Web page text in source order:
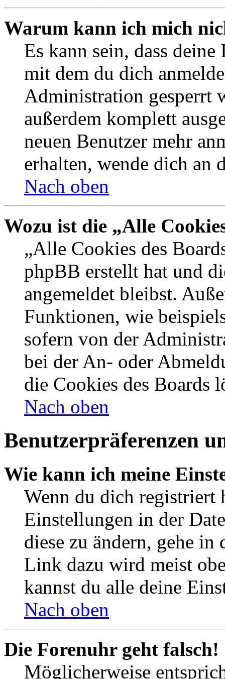
Warum kann ich mich
Es kann sein, dass
mit dem du dich
Administration gesperrt
außerdem komplett
neuen Benutzer mehr
erhalten, wende dich
Nach oben
Wozu ist die „Alle
„Alle Cookies des
phpBB erstellt hat und
angemeldet bleibst.
Funktionen, wie
sofern von der
bei der An- oder
die Cookies des Boards
Nach oben
Benutzerpräferenzen
Wie kann ich meine
Wenn du dich registriert
Einstellungen in der
diese zu ändern, gehe in
Link dazu wird meist
kannst du alle deine
Nach oben
Die Forenuhr geht falsch!
Möglicherweise